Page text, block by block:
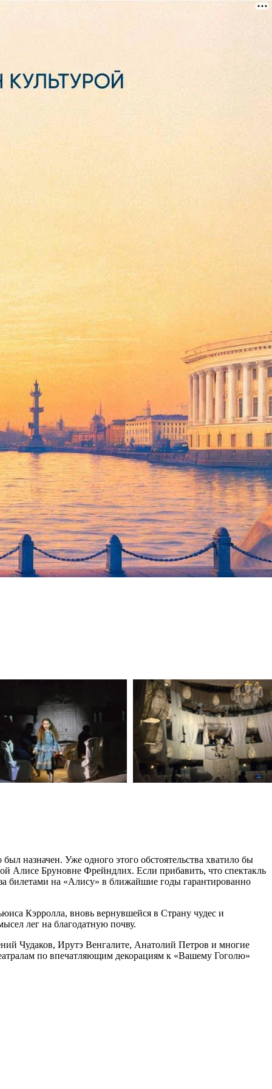
назначен. Уже одного этого обстоятельства хватило бы
Алисе Бруновне Фрейндлих. Если прибавить, что спектакль
билетами на «Алису» в ближайшие годы гарантированно
Кэрролла, вновь вернувшейся в Страну чудес и
лег на благодатную почву.
Чудаков, Ирутэ Венгалите, Анатолий Петров и многие
по впечатляющим декорациям к «Вашему Гоголю»